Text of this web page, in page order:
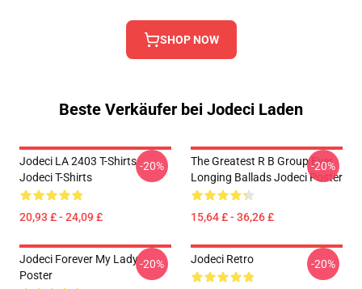
SHOP NOW
Beste Verkäufer bei Jodeci Laden
Jodeci LA 2403 T-Shirts
Jodeci T-Shirts
20,93 £ - 24,09 £
-20%
The Greatest R B Group Ever
Longing Ballads Jodeci Poster
15,64 £ - 36,26 £
-20%
Jodeci Forever My Lady
Poster
-20% Jodeci Retro -20%